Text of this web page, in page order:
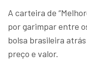
A carteira de
por garimpar entre
bolsa brasileira atrás
preço e valor.